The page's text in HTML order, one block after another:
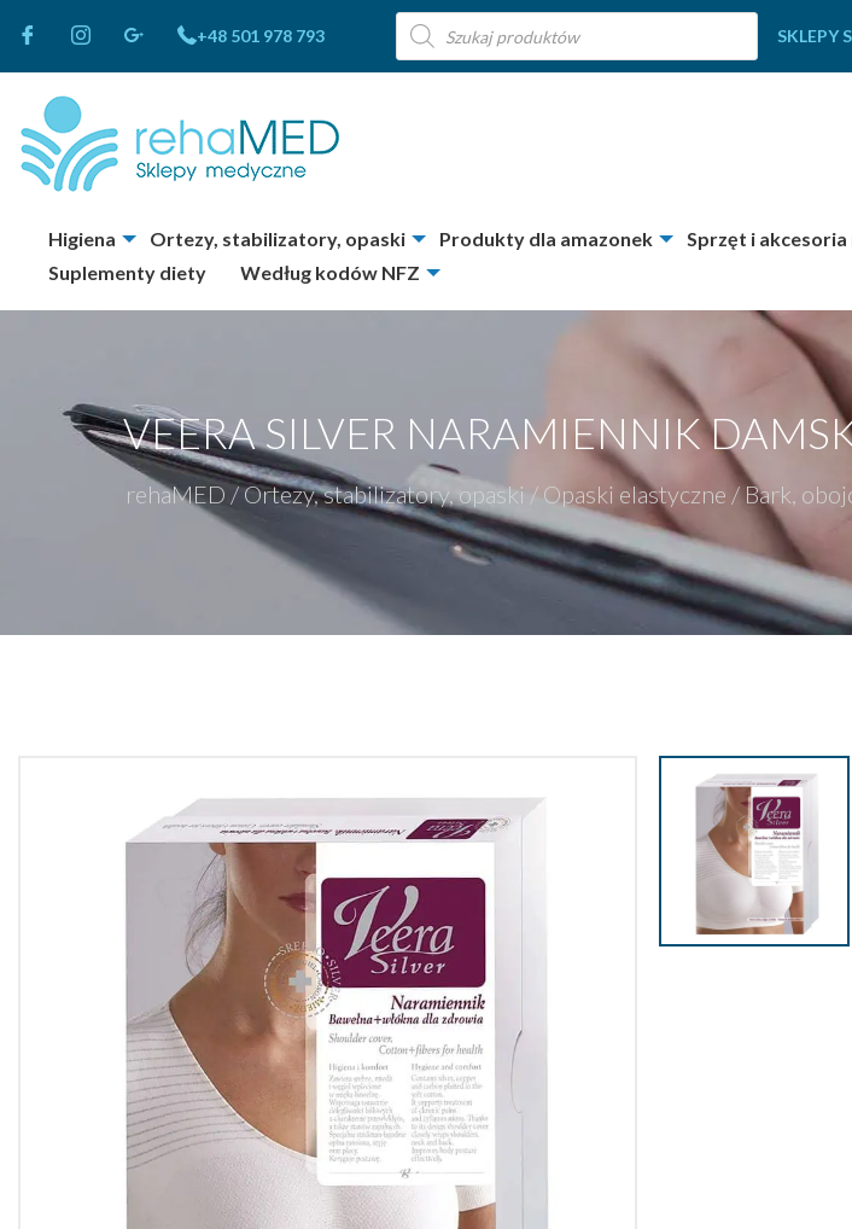
+48 501 978 793
Wyszukiwarka
produktów
SKLEPY
Higiena Ortezy, stabilizatory, opaski Produkty dla amazonek Sprzęt i akcesoria
Suplementy diety
Według kodów NFZ
VEERA SILVER NARAMIENNIK
rehaMED /Ortezy, stabilizatory, opaski / Opaski elastyczne / Bark,